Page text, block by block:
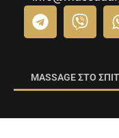
MASSAGE ΣΤΟ